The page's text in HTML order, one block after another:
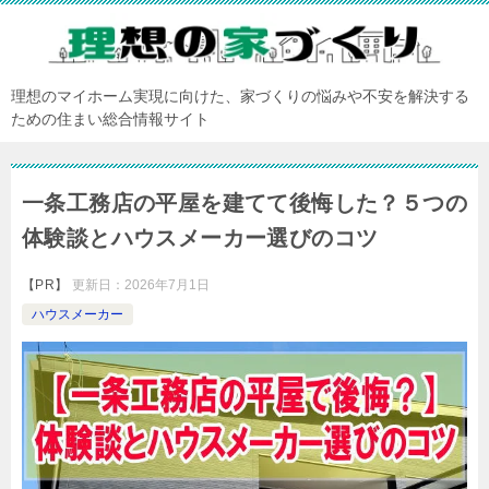
理想のマイホーム実現に向けた、家づくりの悩みや不安を解決する
ための住まい総合情報サイト
一条工務店の平屋を建てて後悔した？５つの
体験談とハウスメーカー選びのコツ
【PR】 更新日： 2026年7月1日
ハウスメーカー